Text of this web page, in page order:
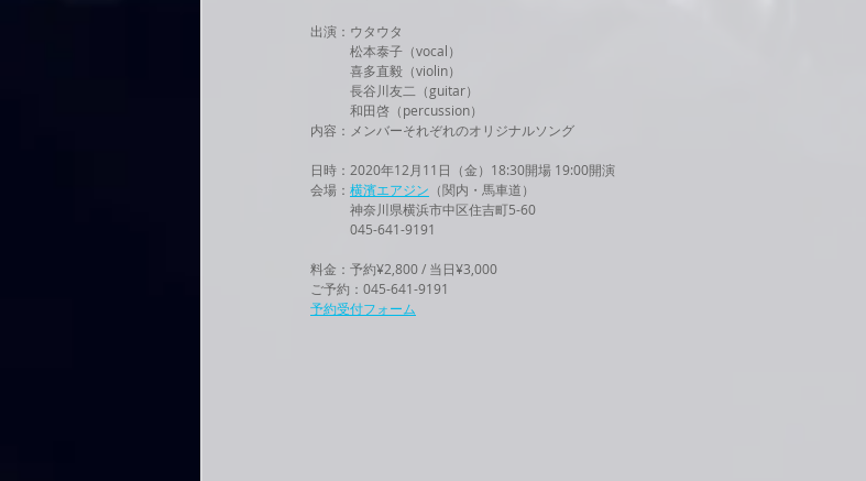
出演：ウタウタ
松本泰子（vocal）
喜多直毅（violin）
長谷川友二（guitar）
和田啓（percussion）
内容：メンバーそれぞれのオリジナルソング
日時：2020年12月11日（金）18:30開場 19:00開演
会場： 横濱エアジン （関内・馬車道）
神奈川県横浜市中区住吉町5-60
045-641-9191
料金：予約¥2,800 / 当日¥3,000
ご予約：045-641-9191
予約受付フォーム